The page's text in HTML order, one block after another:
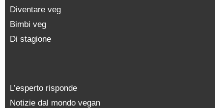
Diventare veg
Bimbi veg
Di stagione
L’esperto risponde
Notizie dal mondo vegan